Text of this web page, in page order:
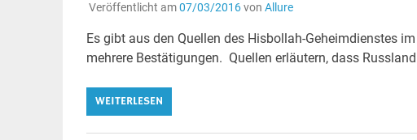
Veröffentlicht am07/03/2016von Allure
Es gibt aus den Quellen des Hisbollah-Geheimdienstes
mehrere Bestätigungen. Quellen erläutern, dass
WEITERLESEN